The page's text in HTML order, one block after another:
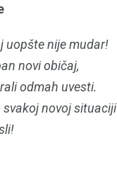
uopšte nije mudar!
novi običaj,
odmah uvesti.
svakoj novoj situaciji